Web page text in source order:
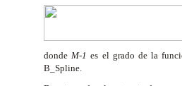
dondeM-1 es el grado de la
B_Spline.